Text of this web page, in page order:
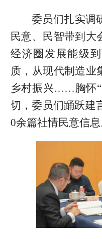
委员们扎实调
民意、民智带到大
经济圈发展能级
质，从现代制造业
乡村振兴……胸怀“
切，委员们踊跃建
0余篇社情民意信息